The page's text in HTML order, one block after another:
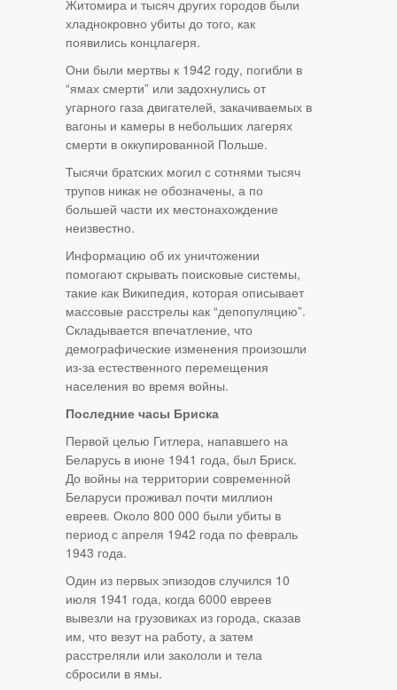
Житомира и тысяч других городов были
хладнокровно убиты до того, как
появились концлагеря.
Они были мертвы к 1942 году, погибли в
“ямах смерти” или задохнулись от
угарного газа двигателей, закачиваемых в
вагоны и камеры в небольших лагерях
смерти в оккупированной Польше.
Тысячи братских могил с сотнями тысяч
трупов никак не обозначены, а по
большей части их местонахождение
неизвестно.
Информацию об их уничтожении
помогают скрывать поисковые системы,
такие как Википедия, которая описывает
массовые расстрелы как “депопуляцию”.
Складывается впечатление, что
демографические изменения произошли
из-за естественного перемещения
населения во время войны.
Последние часы Бриска
Первой целью Гитлера, напавшего на
Беларусь в июне 1941 года, был Бриск.
До войны на территории современной
Беларуси проживал почти миллион
евреев. Около 800 000 были убиты в
период с апреля 1942 года по февраль
1943 года.
Один из первых эпизодов случился 10
июля 1941 года, когда 6000 евреев
вывезли на грузовиках из города, сказав
им, что везут на работу, а затем
расстреляли или закололи и тела
сбросили в ямы.